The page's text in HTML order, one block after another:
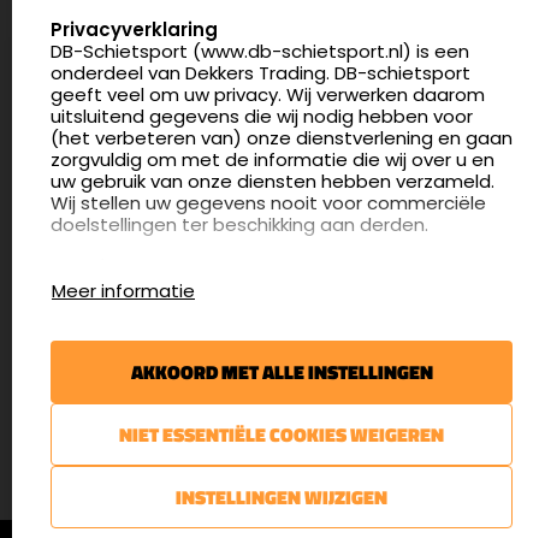
4.8
175 beoordelingen
info@db-schietsport.nl
Openingstijden
Dinsdag en donderdag: 13:00 - 17:00 én 18:00 - 21:00
uur
Afspraak maken
Nieuwsbrief
€5,- kortingsbon voor uw volgende bestelling.
Blijf op de hoogte van het laatste nieuws
© DB-Schietsport 2026 |Algemene voorwaarden|
SELECT LANGUAGE
Privacyverklaring
DB-Schietsport (www.db-schietsport.nl) is een
onderdeel van Dekkers Trading. DB-schietsport
geeft veel om uw privacy. Wij verwerken daarom
uitsluitend gegevens die wij nodig hebben voor
(het verbeteren van) onze dienstverlening en gaan
zorgvuldig om met de informatie die wij over u en
uw gebruik van onze diensten hebben verzameld.
Wij stellen uw gegevens nooit voor commerciële
doelstellingen ter beschikking aan derden.
website gebruiken en hoe effectief de Adwords-
advertenties van Dekkers trading bij Google
zoekresultaatpagina’s zijn. De aldus verkregen
informatie wordt, met inbegrip van het adres van
uw computer (IP-adres), overgebracht naar en
Verenigde Staten. Lees het privacybeleid van
Google voor meer informatie. U treft ook het
Meer informatie
AKKOORD MET ALLE INSTELLINGEN
NIET ESSENTIËLE COOKIES WEIGEREN
INSTELLINGEN WIJZIGEN